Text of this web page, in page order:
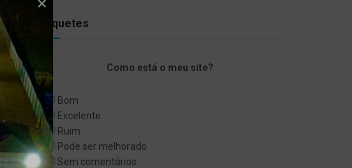
Enquetes
Como está o meu site?
Bom
Excelente
Ruim
Pode ser melhorado
Sem comentários